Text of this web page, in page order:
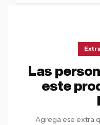
Las
este
Agrega ese extra